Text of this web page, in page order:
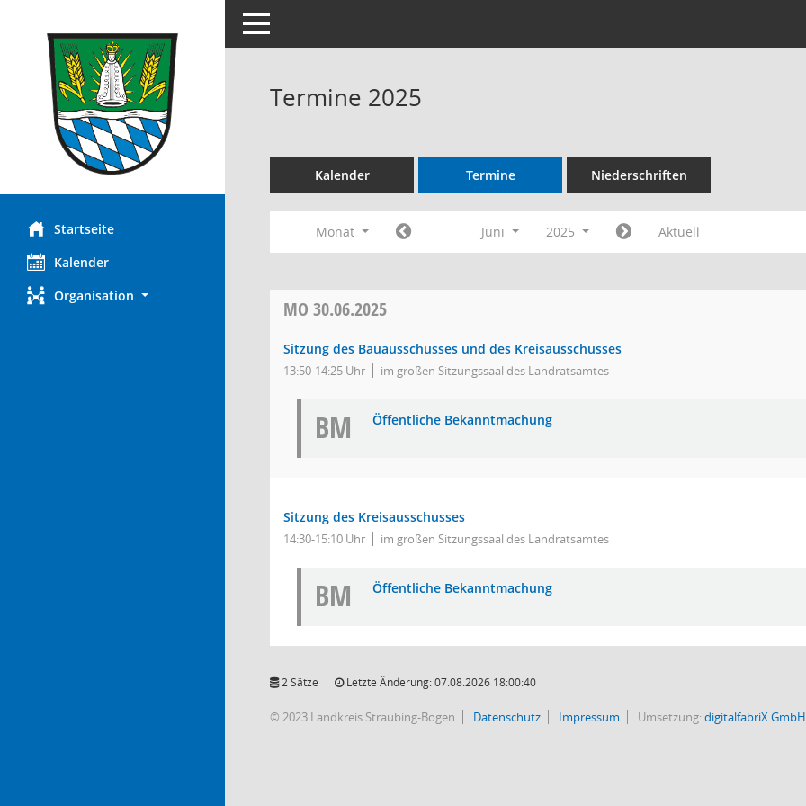
Startseite
Kalender
Organisation
Toggle navigation
Termine 2025
Kalender Termine Niederschriften
Monat Juni 2025 Aktuell
MO 30.06.2025
Sitzung des Bauausschusses und des Kreisausschusses
13:50-14:25 Uhr im großen Sitzungssaal des Landratsamtes
BM Öffentliche Bekanntmachung
Sitzung des Kreisausschusses
14:30-15:10 Uhr im großen Sitzungssaal des Landratsamtes
BM Öffentliche Bekanntmachung
2 Sätze Letzte Änderung: 07.08.2026 18:00:40
© 2023 Landkreis Straubing-Bogen Datenschutz Impressum Umsetzung:digitalfabriX GmbH